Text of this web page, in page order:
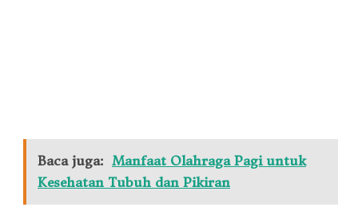
Baca juga: Manfaat Olahraga Pagi untuk
Kesehatan Tubuh dan Pikiran